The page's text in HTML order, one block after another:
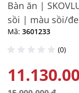
Bàn ăn |
sồi | màu sồi/
Mã: 3601233
(0)